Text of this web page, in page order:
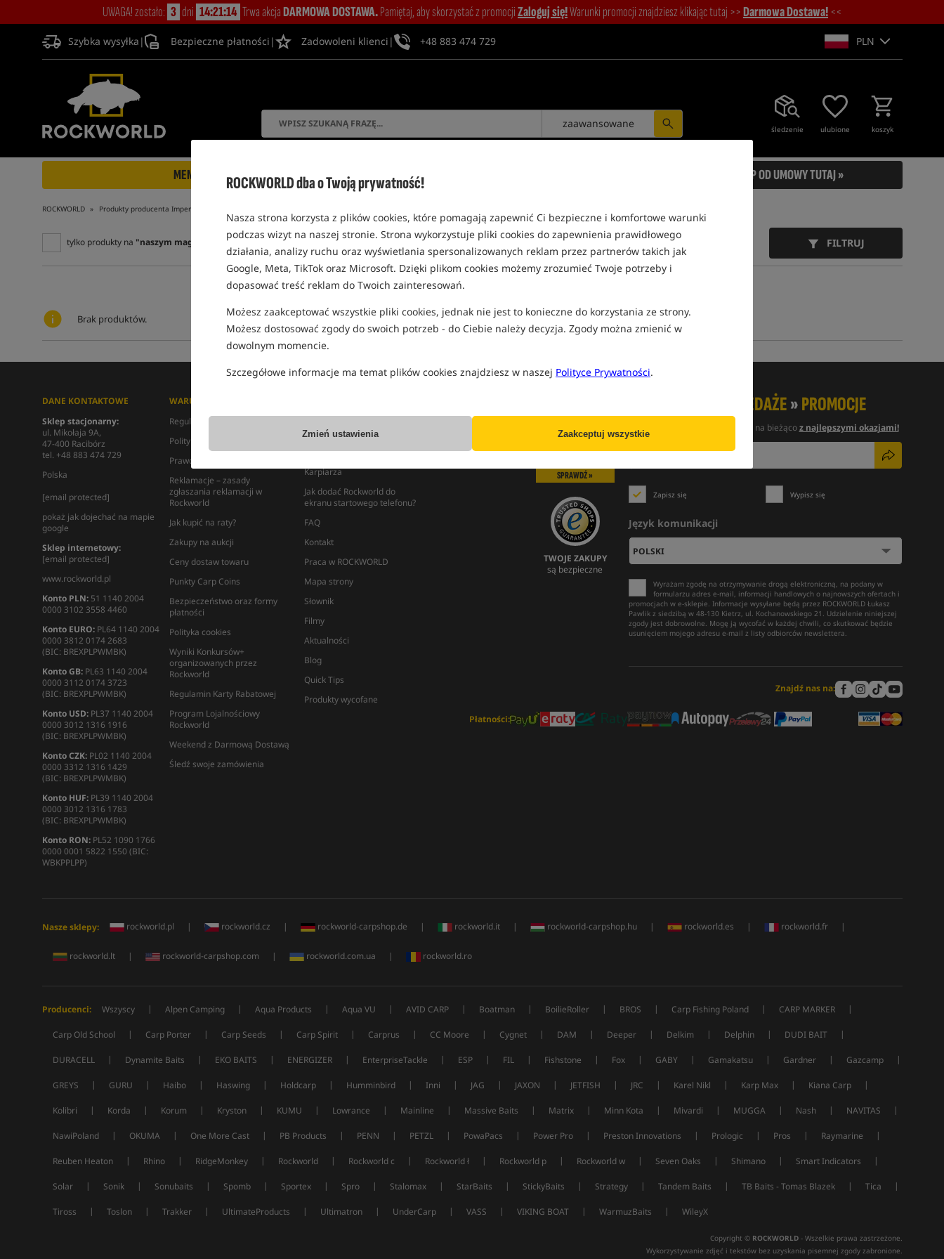
ROCKWORLD dba o Twoją prywatność!
Nasza strona korzysta z plików cookies, które pomagają zapewnić Ci bezpieczne i komfortowe warunki
podczas wizyt na naszej stronie. Strona wykorzystuje pliki cookies do zapewnienia prawidłowego
działania, analizy ruchu oraz wyświetlania spersonalizowanych reklam przez partnerów takich jak
Google, Meta, TikTok oraz Microsoft. Dzięki plikom cookies możemy zrozumieć Twoje potrzeby i
dopasować treść reklam do Twoich zainteresowań.
Możesz zaakceptować wszystkie pliki cookies, jednak nie jest to konieczne do korzystania ze strony.
Możesz dostosować zgody do swoich potrzeb - do Ciebie należy decyzja. Zgody można zmienić w
dowolnym momencie.
Szczegółowe informacje ma temat plików cookies znajdziesz w naszej Polityce Prywatności.
Zmień ustawienia Zaakceptuj wszystkie
UWAGA! zostało: 3 dni 14:21:14 Trwa akcjaDARMOWA DOSTAWA.Pamiętaj, aby skorzystać z promocjiZaloguj się!Warunki promocji znajdziesz klikając tutaj >>Darmowa Dostawa! <<
Szybka wysyłka | Bezpieczne płatności | Zadowoleni klienci | +48 883 474 729 PLN
śledzenie ulubione koszyk
zaawansowane
MENU ODSTĄP OD UMOWY TUTAJ »
ROCKWORLD Produkty producenta Imperial Baits
tylko produkty na "naszym magazynie" FILTRUJ
PRODUKTY IMPERIAL BAITS
Brak produktów.
WYPRZEDAŻE»PROMOCJE
Zapisz się do newslettera i bądź na bieżącoz najlepszymi okazjami!
Zapisz się Wypisz się
Język komunikacji
Wyrażam zgodę na otrzymywanie drogą elektroniczną, na podany w
formularzu adres e-mail, informacji handlowych o najnowszych ofertach i
promocjach w e-sklepie. Informacje wysyłane będą przez ROCKWORLD Łukasz
Pawlik z siedzibą w 48-130 Kietrz, ul. Kochanowskiego 21. Udzielenie niniejszej
zgody jest dobrowolne. Mogę ją wycofać w każdej chwili, co skutkować będzie
usunięciem mojego adresu e-mail z listy odbiorców newslettera.
Znajdź nas na:
Płatności:
DANE KONTAKTOWE
Sklep stacjonarny:
ul. Mikołaja 9A,
47-400 Racibórz
tel. +48 883 474 729
Polska
[email protected]
pokaż jak dojechać na mapie
google
Sklep internetowy:
[email protected]
www.rockworld.pl
Konto PLN:51 1140 2004
0000 3102 3558 4460
Konto EURO:PL64 1140 2004
0000 3812 0174 2683
(BIC: BREXPLPWMBK)
Konto GB:PL63 1140 2004
0000 3112 0174 3723
(BIC: BREXPLPWMBK)
Konto USD:PL37 1140 2004
0000 3012 1316 1916
(BIC: BREXPLPWMBK)
Konto CZK:PL02 1140 2004
0000 3312 1316 1429
(BIC: BREXPLPWMBK)
Konto HUF:PL39 1140 2004
0000 3012 1316 1783
(BIC: BREXPLPWMBK)
Konto RON:PL52 1090 1766
0000 0001 5822 1550 (BIC:
WBKPPLPP)
WARUNKI ZAKUPU
Regulamin
Polityka prywatności
Prawo odstąpienia od umowy
Reklamacje – zasady
zgłaszania reklamacji w
Rockworld
Jak kupić na raty?
Zakupy na aukcji
Ceny dostaw towaru
Punkty Carp Coins
Bezpieczeństwo oraz formy
płatności
Polityka cookies
Wyniki Konkursów+
organizowanych przez
Rockworld
Regulamin Karty Rabatowej
Program Lojalnościowy
Rockworld
Weekend z Darmową Dostawą
Śledź swoje zamówienia
Rockworld Carp Academy
Karpiarza
Jak dodać Rockworld do
ekranu startowego telefonu?
FAQ
Kontakt
Praca w ROCKWORLD
Mapa strony
Słownik
Filmy
Aktualności
Blog
Quick Tips
Produkty wycofane
Logowanie
SPRAWDŹ »
TWOJE ZAKUPY
są bezpieczne
Nasze sklepy: rockworld.pl | rockworld.cz | rockworld-carpshop.de | rockworld.it | rockworld-carpshop.hu | rockworld.es | rockworld.fr |
rockworld.lt | rockworld-carpshop.com | rockworld.com.ua | rockworld.ro
Producenci: Wszyscy | Alpen Camping | Aqua Products | Aqua VU | AVID CARP | Boatman | BoilieRoller | BROS | Carp Fishing Poland | CARP MARKER |
Carp Old School | Carp Porter | Carp Seeds | Carp Spirit | Carprus | CC Moore | Cygnet | DAM | Deeper | Delkim | Delphin | DUDI BAIT |
DURACELL | Dynamite Baits | EKO BAITS | ENERGIZER | EnterpriseTackle | ESP | FIL | Fishstone | Fox | GABY | Gamakatsu | Gardner | Gazcamp |
GREYS | GURU | Haibo | Haswing | Holdcarp | Humminbird | Inni | JAG | JAXON | JETFISH | JRC | Karel Nikl | Karp Max | Kiana Carp |
Kolibri | Korda | Korum | Kryston | KUMU | Lowrance | Mainline | Massive Baits | Matrix | Minn Kota | Mivardi | MUGGA | Nash | NAVITAS |
NawiPoland | OKUMA | One More Cast | PB Products | PENN | PETZL | PowaPacs | Power Pro | Preston Innovations | Prologic | Pros | Raymarine |
Reuben Heaton | Rhino | RidgeMonkey | Rockworld | Rockworld c | Rockworld ł | Rockworld p | Rockworld w | Seven Oaks | Shimano | Smart Indicators |
Solar | Sonik | Sonubaits | Spomb | Sportex | Spro | Stalomax | StarBaits | StickyBaits | Strategy | Tandem Baits | TB Baits - Tomas Blazek | Tica |
Tiross | Toslon | Trakker | UltimateProducts | Ultimatron | UnderCarp | VASS | VIKING BOAT | WarmuzBaits | WileyX
Copyright © ROCKWORLD- Wszelkie prawa zastrzeżone.
Wykorzystywanie zdjęć i tekstów bez uzyskania pisemnej zgody zabronione.